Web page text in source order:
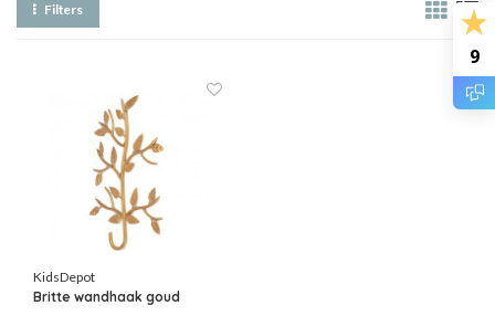
9
Filters
KidsDepot
Britte wandhaak goud